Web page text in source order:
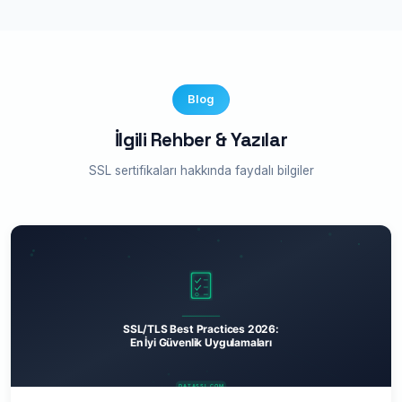
Blog
İlgili Rehber & Yazılar
SSL sertifikaları hakkında faydalı bilgiler